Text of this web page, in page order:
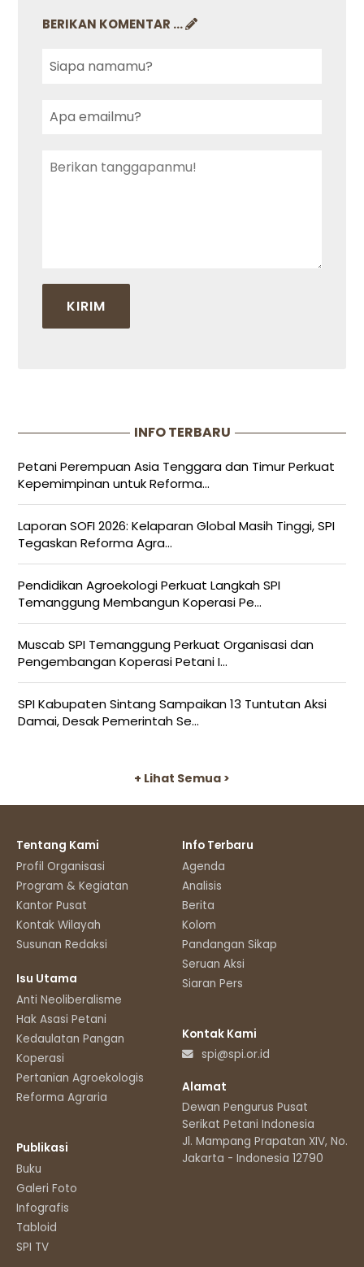
BERIKAN KOMENTAR ...
INFO TERBARU
Petani Perempuan Asia Tenggara dan Timur Perkuat
Kepemimpinan untuk Reforma...
Laporan SOFI 2026: Kelaparan Global Masih Tinggi, SPI
Tegaskan Reforma Agra...
Pendidikan Agroekologi Perkuat Langkah SPI
Temanggung Membangun Koperasi Pe...
Muscab SPI Temanggung Perkuat Organisasi dan
Pengembangan Koperasi Petani I...
SPI Kabupaten Sintang Sampaikan 13 Tuntutan Aksi
Damai, Desak Pemerintah Se...
+ Lihat Semua >
Tentang Kami
Profil Organisasi
Program & Kegiatan
Kantor Pusat
Kontak Wilayah
Susunan Redaksi
Isu Utama
Anti Neoliberalisme
Hak Asasi Petani
Kedaulatan Pangan
Koperasi
Pertanian Agroekologis
Reforma Agraria
Publikasi
Buku
Galeri Foto
Infografis
Tabloid
SPI TV
Info Terbaru
Agenda
Analisis
Berita
Kolom
Pandangan Sikap
Seruan Aksi
Siaran Pers
Kontak Kami
spi@spi.or.id
Alamat
Dewan Pengurus Pusat
Serikat Petani Indonesia
Jl. Mampang Prapatan XIV, No.11
Jakarta - Indonesia 12790